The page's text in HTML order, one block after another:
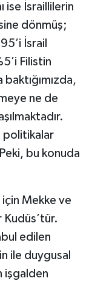
ise İsraillilerin
dönmüş;
İsrail
Filistin
baktığımızda,
ne de
politikalar
bu konuda
Mekke ve
edilen
ile duygusal
işgalden